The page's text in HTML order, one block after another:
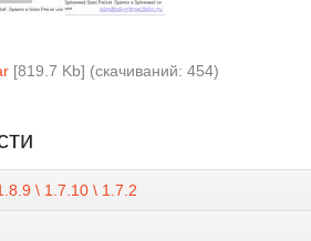
[819.7 Kb] (cкачиваний: 454)
\ 1.7.10 \ 1.7.2